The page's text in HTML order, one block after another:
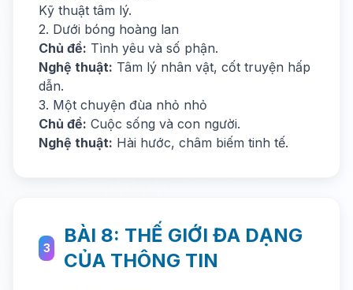
Kỹ thuật tâm lý.
2. Dưới bóng hoàng lan
Chủ đề: Tình yêu và số phận.
Nghệ thuật: Tâm lý nhân vật, cốt truyện hấp
dẫn.
3. Một chuyện đùa nhỏ nhỏ
Chủ đề: Cuộc sống và con người.
Nghệ thuật: Hài hước, châm biếm tinh tế.
3
BÀI 8: THẾ GIỚI ĐA DẠNG
CỦA THÔNG TIN